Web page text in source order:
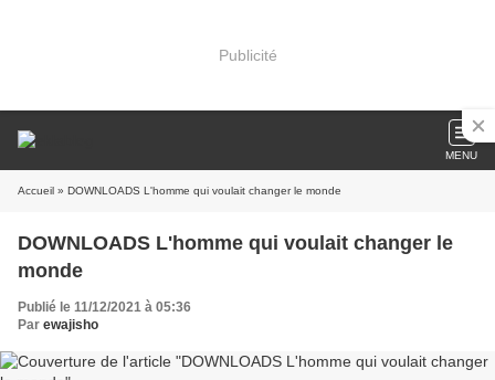
Publicité
MENU
Accueil » DOWNLOADS L'homme qui voulait changer le monde
DOWNLOADS L'homme qui voulait changer le
monde
Publié le 11/12/2021 à 05:36
Par ewajisho